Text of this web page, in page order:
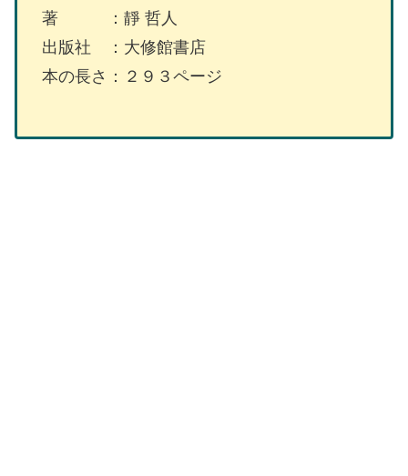
著 ：靜 哲人
出版社 ：大修館書店
本の長さ：２９３ページ